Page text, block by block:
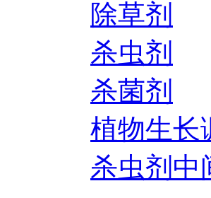
除草剂
杀虫剂
杀菌剂
植物生长
杀虫剂中